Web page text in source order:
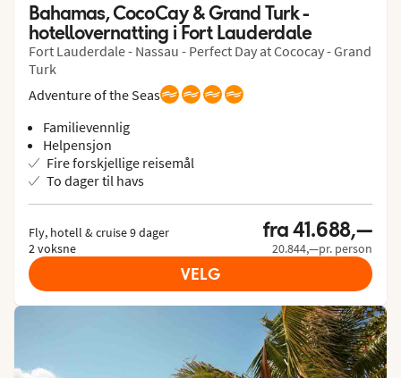
Bahamas, CocoCay & Grand Turk -
hotellovernatting i Fort Lauderdale
Fort Lauderdale - Nassau - Perfect Day at Cococay - Grand
Turk
Adventure of the Seas
Familievennlig
Helpensjon
Fire forskjellige reisemål
To dager til havs
Fly, hotell & cruise 9 dager
2 voksne
fra 41.688,—
20.844,—pr. person
VELG